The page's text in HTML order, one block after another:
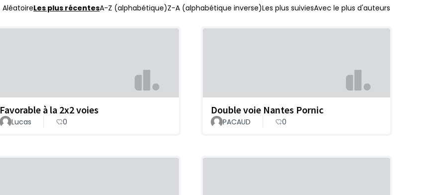
AléatoireLes plus récentesA-Z (alphabétique)Z-A (alphabétique inverse)Les plus suiviesAvec le plus d'auteurs
Favorable à la 2x2 voies
Lucas 0
Double voie Nantes Pornic
PACAUD 0